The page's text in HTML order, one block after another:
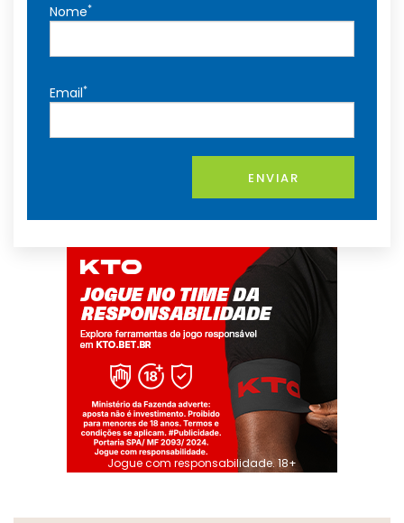
Nome*
Email*
ENVIAR
Jogue com responsabilidade. 18+